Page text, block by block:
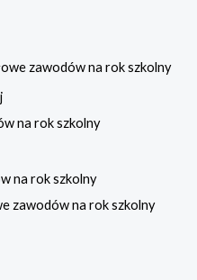
zawodów na rok szkolny
na rok szkolny
na rok szkolny
zawodów na rok szkolny